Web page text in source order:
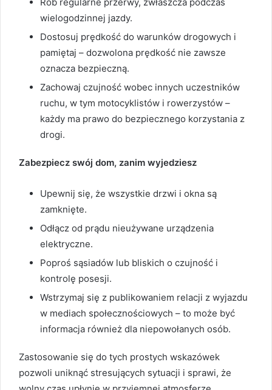
wielogodzinnej jazdy.
Dostosuj prędkość do warunków drogowych i
pamiętaj – dozwolona prędkość nie zawsze
oznacza bezpieczną.
Zachowaj czujność wobec innych uczestników
ruchu, w tym motocyklistów i rowerzystów –
każdy ma prawo do bezpiecznego korzystania z
drogi.
Zabezpiecz swój dom, zanim wyjedziesz
Upewnij się, że wszystkie drzwi i okna są
zamknięte.
Odłącz od prądu nieużywane urządzenia
elektryczne.
Poproś sąsiadów lub bliskich o czujność i
kontrolę posesji.
Wstrzymaj się z publikowaniem relacji z wyjazdu
w mediach społecznościowych – to może być
informacja również dla niepowołanych osób.
Zastosowanie się do tych prostych wskazówek
pozwoli uniknąć stresujących sytuacji i sprawi, że